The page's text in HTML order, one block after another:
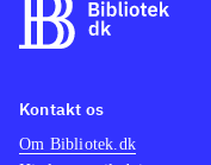
controller,
specielle GunCon
øvrige spil i
mens story
Kontakt os
Om Bibliotek.dk